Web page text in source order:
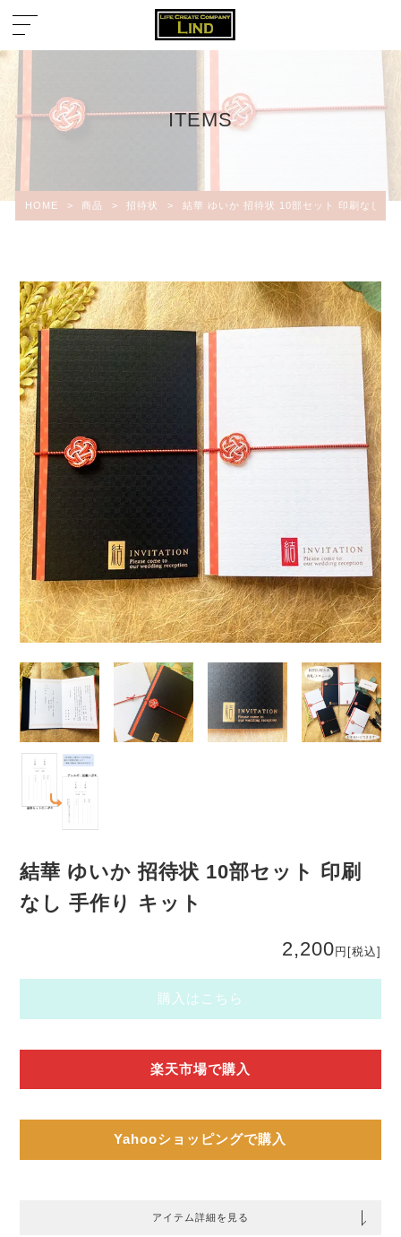
ITEMS
HOME > 商品 > 招待状 > 結華 ゆいか 招待状 10部セット 印刷なし 手
結華 ゆいか 招待状 10部セット 印刷
なし 手作り キット
2,200 円 [税込]
購入はこちら
楽天市場で購入
Yahooショッピングで購入
アイテム詳細を見る